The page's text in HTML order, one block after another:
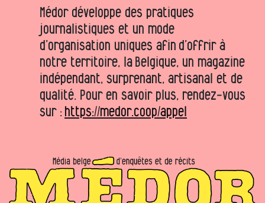
Médor développe des pratiques
journalistiques et un mode
d’organisation uniques afin d’offrir à
notre territoire, la Belgique, un magazine
indépendant, surprenant, artisanal et de
qualité. Pour en savoir plus, rendez-vous
sur : https://medor.coop/appel